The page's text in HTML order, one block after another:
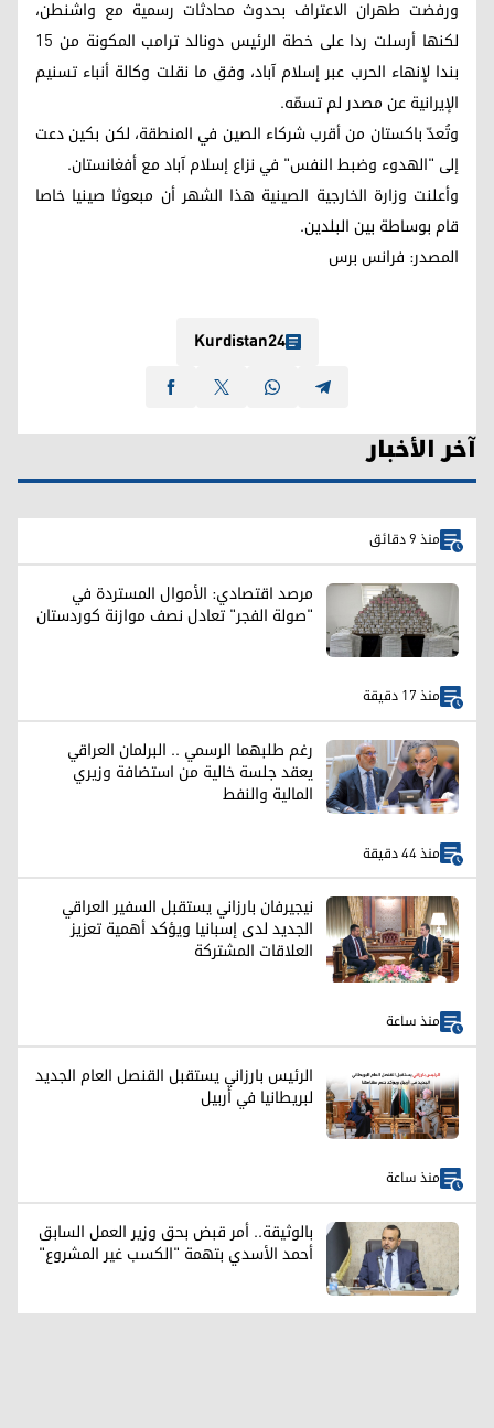
ورفضت طهران الاعتراف بحدوث محادثات رسمية مع واشنطن،
لكنها أرسلت ردا على خطة الرئيس دونالد ترامب المكونة من 15
بندا لإنهاء الحرب عبر إسلام آباد، وفق ما نقلت وكالة أنباء تسنيم
الإيرانية عن مصدر لم تسمّه.
وتُعدّ باكستان من أقرب شركاء الصين في المنطقة، لكن بكين دعت
إلى "الهدوء وضبط النفس" في نزاع إسلام آباد مع أفغانستان.
وأعلنت وزارة الخارجية الصينية هذا الشهر أن مبعوثا صينيا خاصا
قام بوساطة بين البلدين.
المصدر: فرانس برس
Kurdistan24
آخر الأخبار
منذ 9 دقائق
مرصد اقتصادي: الأموال المستردة في
"صولة الفجر" تعادل نصف موازنة كوردستان
منذ 17 دقيقة
رغم طلبهما الرسمي .. البرلمان العراقي
يعقد جلسة خالية من استضافة وزيري
المالية والنفط
منذ 44 دقيقة
نيجيرفان بارزاني يستقبل السفير العراقي
الجديد لدى إسبانيا ويؤكد أهمية تعزيز
العلاقات المشتركة
منذ ساعة
الرئيس بارزاني يستقبل القنصل العام الجديد
لبريطانيا في أربيل
منذ ساعة
بالوثيقة.. أمر قبض بحق وزير العمل السابق
أحمد الأسدي بتهمة "الكسب غير المشروع"